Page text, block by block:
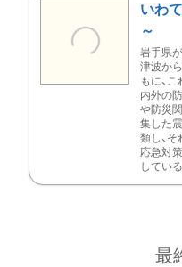
いわ
～
岩手県
津波か
もに、
内外の
や防災
集した
類し、
応急対
している
最